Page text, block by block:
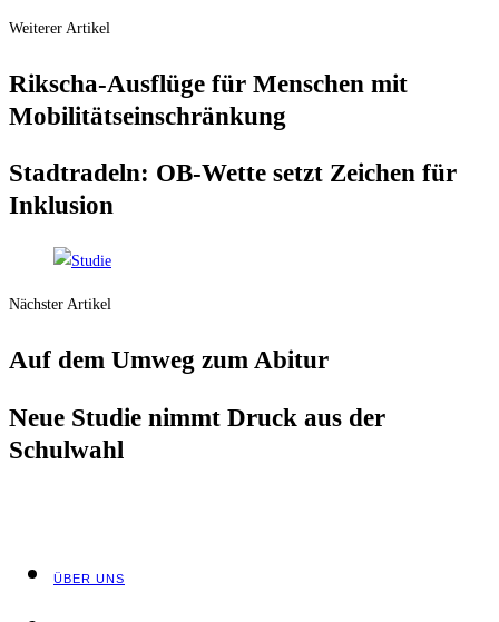
Weiterer Artikel
Rik­scha-Aus­flü­ge für Men­schen mit
Mobilitätseinschränkung
Stadt­ra­deln: OB-Wet­te setzt Zei­chen für
Inklusion
Nächster Artikel
Auf dem Umweg zum Abitur
Neue Stu­die nimmt Druck aus der
Schulwahl
ÜBER UNS